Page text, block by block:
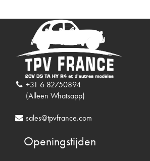
+31 6 82750894
(Alleen Whatsapp)
sales@tpvfrance.com
Openingstijden